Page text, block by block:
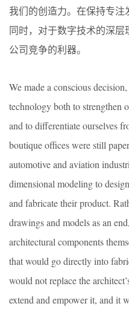
我们的创造力。在保持专注
同时，对于数字技术的深层
公司竞争的利器。
We made a conscious
technology both to strengthen
and to differentiate ourselves
boutique offices were still
automotive and aviation
dimensional modeling to
and fabricate their product.
drawings and models as an
architectural components
that would go directly into
would not replace the
extend and empower it, and it